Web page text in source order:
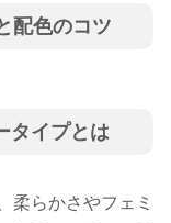
配色のコツ
タイプとは
柔らかさやフェミ